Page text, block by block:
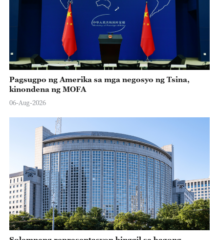
Pagsugpo ng Amerika sa mga negosyo ng Tsina,
kinondena ng MOFA
06-Aug-2026